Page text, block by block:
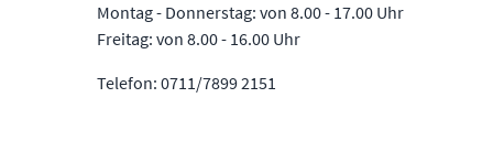
Montag - Donnerstag: von 8.00 - 17.00 Uhr
Freitag: von 8.00 - 16.00 Uhr
Telefon: 0711/7899 2151